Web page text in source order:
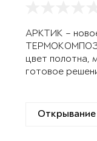
АРКТИК –
цвет полотна,
готовое